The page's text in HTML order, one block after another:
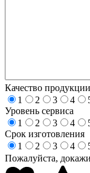
Качество продукции
1
2 3 4
Уровень сервиса
1
2 3 4
Срок изготовления
1
2 3 4
Пожалуйста,